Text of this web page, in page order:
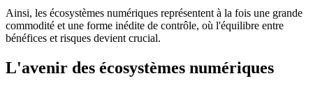
Ainsi, les écosystèmes numériques représentent à la fois une grande
commodité et une forme inédite de contrôle, où l'équilibre entre
bénéfices et risques devient crucial.
L'avenir des écosystèmes numériques